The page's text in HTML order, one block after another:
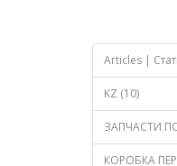
Articles |
KZ (10)
ЗАПЧАСТИ
КОРОБКА